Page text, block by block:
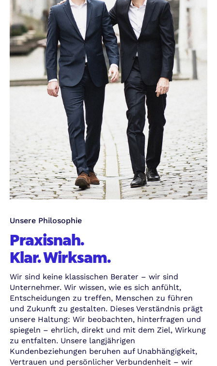
Unsere Philosophie
Praxisnah.
Klar. Wirksam.
Wir sind keine klassischen Berater – wir sind
Unternehmer. Wir wissen, wie es sich anfühlt,
Entscheidungen zu treffen, Menschen zu führen
und Zukunft zu gestalten. Dieses Verständnis prägt
unsere Haltung: Wir beobachten, hinterfragen und
spiegeln – ehrlich, direkt und mit dem Ziel, Wirkung
zu entfalten. Unsere langjährigen
Kundenbeziehungen beruhen auf Unabhängigkeit,
Vertrauen und persönlicher Verbundenheit – wir